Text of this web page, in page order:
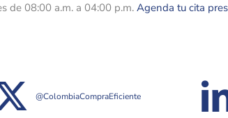
de 08:00 a.m. a 04:00 p.m. Agenda tu cita
@ColombiaCompraEficiente